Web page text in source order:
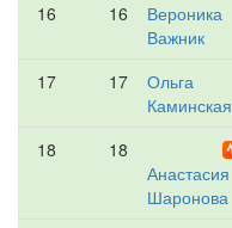
16 16
Вероника
Важник
17 17
Ольга
Каминская
18
18
Анастасия
Шаронова